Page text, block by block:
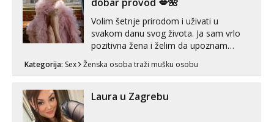
s kolegica...
Volim šetnje prirodom i uživati u
svakom danu svog života. Ja sam vrlo
pozitivna žena i želim da upoznam
može i nešto više.💋🌺 Klikni na link
Kategorija: Sex Ženska osoba traži mušku osobu
Laura u Zagrebu